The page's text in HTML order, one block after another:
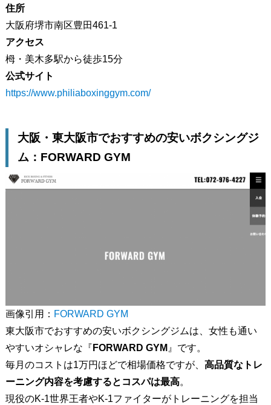
住所
大阪府堺市南区豊田461-1
アクセス
栂・美木多駅から徒歩15分
公式サイト
https://www.philiaboxinggym.com/
大阪・東大阪市でおすすめの安いボクシングジ
ム：FORWARD GYM
画像引用： FORWARD GYM
東大阪市でおすすめの安いボクシングジムは、女性も通い
やすいオシャレな『 FORWARD GYM 』です。
毎月のコストは1万円ほどで相場価格ですが、 高品質なトレ
ーニング内容を考慮するとコスパは最高。
現役のK-1世界王者やK-1ファイターがトレーニングを担当